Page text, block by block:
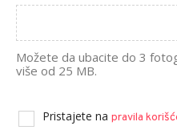
Možete da ubacite do 3
više od 25 MB.
Pristajete na pravila